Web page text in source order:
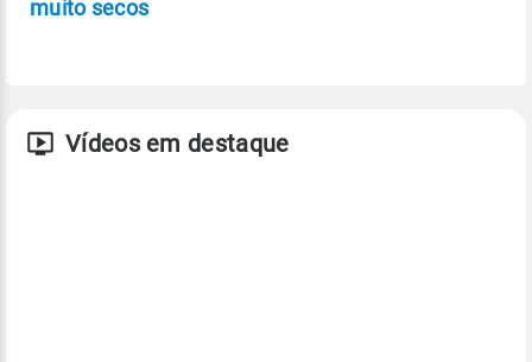
muito secos
Vídeos em destaque